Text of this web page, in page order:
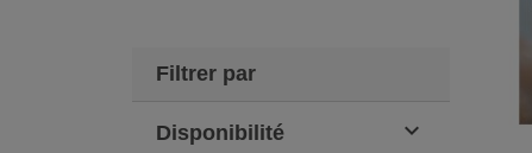
Filtrer par
Disponibilité 